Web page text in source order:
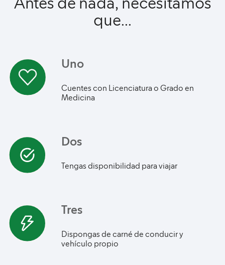
Antes de nada, necesitamos
que...
Uno
Cuentes con Licenciatura o Grado en
Medicina
Dos
Tengas disponibilidad para viajar
Tres
Dispongas de carné de conducir y
vehículo propio